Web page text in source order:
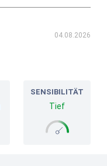
04.08.2026
SENSIBILITÄT
Tief